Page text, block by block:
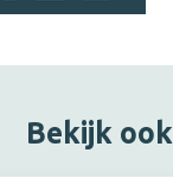
Bekijk ook